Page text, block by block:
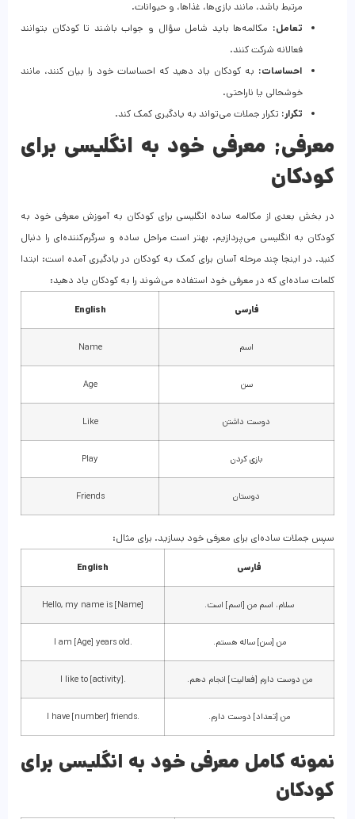
مرتبط باشد، مانند بازی‌ها، غذاها، و حیوانات.
تعامل: مکالمه‌ها باید شامل سؤال و جواب باشند تا کودکان بتوانند
فعالانه شرکت کنند.
احساسات: به کودکان یاد دهید که احساسات خود را بیان کنند، مانند
خوشحالی یا ناراحتی.
تکرار: تکرار جملات می‌تواند به یادگیری کمک کند.
معرفی; معرفی خود به انگلیسی برای
کودکان
در بخش بعدی از مکالمه ساده انگلیسی برای کودکان به آموزش معرفی خود به
کودکان به انگلیسی می‌پردازیم. بهتر است مراحل ساده و سرگرم‌کننده‌ای را دنبال
کنید. در اینجا چند مرحله آسان برای کمک به کودکان در یادگیری آمده است: ابتدا
کلمات ساده‌ای که در معرفی خود استفاده می‌شوند را به کودکان یاد دهید:
فارسی English
اسم Name
سن Age
دوست داشتن Like
بازی کردن Play
دوستان Friends
سپس جملات ساده‌ای برای معرفی خود بسازید. برای مثال:
فارسی English
سلام، اسم من [اسم] است. Hello, my name is [Name]
من [سن] ساله هستم. I am [Age] years old.
من دوست دارم [فعالیت] انجام دهم. I like to [activity].
من [تعداد] دوست دارم. I have [number] friends.
نمونه کامل معرفی خود به انگلیسی برای
کودکان